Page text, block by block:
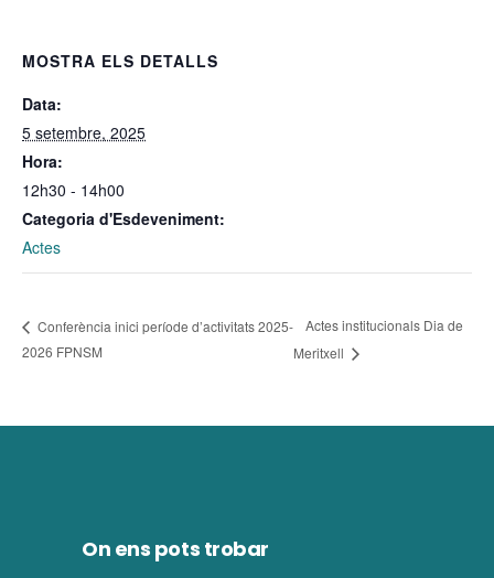
MOSTRA ELS DETALLS
Data:
5 setembre, 2025
Hora:
12h30 - 14h00
Categoria d'Esdeveniment:
Actes
Conferència inici període d’activitats 2025-
2026 FPNSM
Actes institucionals Dia de
Meritxell
On ens pots trobar